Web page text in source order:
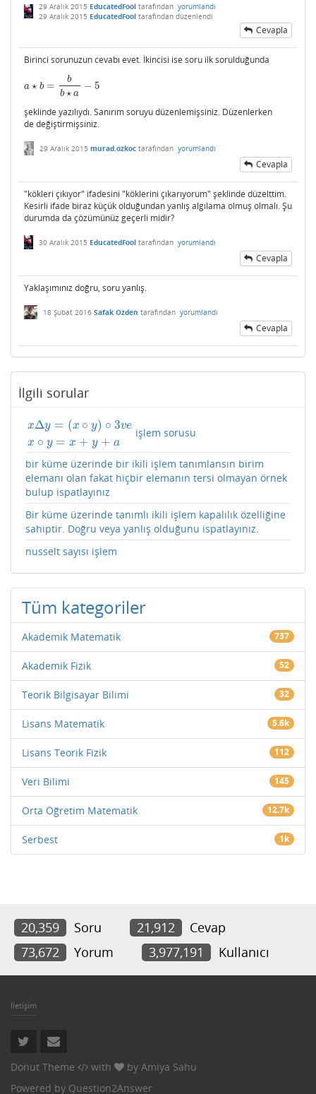
29 Aralık 2015 EducatedFool tarafından yorumlandı
29 Aralık 2015 EducatedFool tarafından düzenlendi
Cevapla
Birinci sorunuzun cevabı evet. İkincisi ise soru ilk sorulduğunda
a ⋆ b =
b
b ⋆ a
− 5
a⋆ b= bb⋆a− 5
şeklinde yazılıydı. Sanırım soruyu düzenlemişsiniz. Düzenlerken
de değiştirmişsiniz.
29 Aralık 2015 murad.ozkoc tarafından yorumlandı
Cevapla
"kökleri çıkıyor" ifadesini "köklerini çıkarıyorum" şeklinde düzelttim.
Kesirli ifade biraz küçük olduğundan yanlış algılama olmuş olmalı. Şu
durumda da çözümünüz geçerli midir?
30 Aralık 2015 EducatedFool tarafından yorumlandı
Cevapla
Yaklaşımınız doğru, soru yanlış.
18 Şubat 2016 Safak Ozden tarafından yorumlandı
Cevapla
İlgili sorular
xΔy = (x ∘ y) ∘ 3ve
x ∘ y = x + y + a
=( ∘ x∘ a
işlem sorusu
bir küme üzerinde bir ikili işlem tanımlansın birim
elemanı olan fakat hiçbir elemanın tersi olmayan örnek
bulup ispatlayınız
Bir küme üzerinde tanımlı ikili işlem kapalılık özelliğine
sahiptir. Doğru veya yanlış olduğunu ispatlayınız.
nusselt sayısı işlem
Tüm kategoriler
Akademik Matematik 737
Akademik Fizik 52
Teorik Bilgisayar Bilimi 32
Lisans Matematik 5.6k
Lisans Teorik Fizik 112
Veri Bilimi 145
Orta Öğretim Matematik 12.7k
Serbest 1k
20,359 Soru 21,912
Cevap
73,672
Yorum 3,977,191 Kullanıcı
İletişim
Donut Theme with by Amiya Sahu
Powered by Question2Answer